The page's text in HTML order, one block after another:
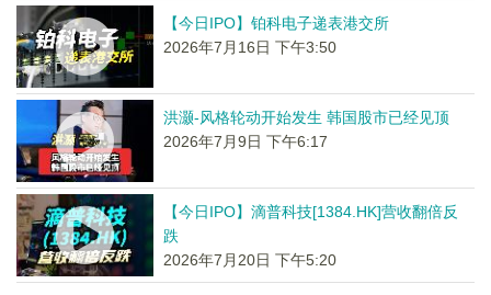
【今日IPO】铂科电子递表港交所
2026年7月16日 下午3:50
洪灏-风格轮动开始发生 韩国股市已经见顶
2026年7月9日 下午6:17
【今日IPO】滴普科技[1384.HK]营收翻倍反
跌
2026年7月20日 下午5:20